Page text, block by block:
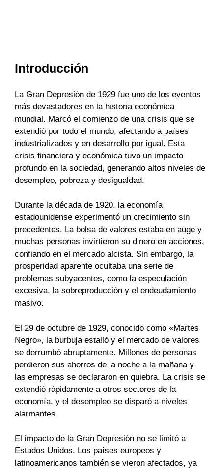
Introducción
La Gran Depresión de 1929 fue uno de los eventos
más devastadores en la historia económica
mundial. Marcó el comienzo de una crisis que se
extendió por todo el mundo, afectando a países
industrializados y en desarrollo por igual. Esta
crisis financiera y económica tuvo un impacto
profundo en la sociedad, generando altos niveles de
desempleo, pobreza y desigualdad.
Durante la década de 1920, la economía
estadounidense experimentó un crecimiento sin
precedentes. La bolsa de valores estaba en auge y
muchas personas invirtieron su dinero en acciones,
confiando en el mercado alcista. Sin embargo, la
prosperidad aparente ocultaba una serie de
problemas subyacentes, como la especulación
excesiva, la sobreproducción y el endeudamiento
masivo.
El 29 de octubre de 1929, conocido como «Martes
Negro», la burbuja estalló y el mercado de valores
se derrumbó abruptamente. Millones de personas
perdieron sus ahorros de la noche a la mañana y
las empresas se declararon en quiebra. La crisis se
extendió rápidamente a otros sectores de la
economía, y el desempleo se disparó a niveles
alarmantes.
El impacto de la Gran Depresión no se limitó a
Estados Unidos. Los países europeos y
latinoamericanos también se vieron afectados, ya